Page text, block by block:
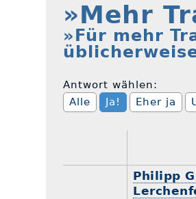
»Mehr
»Für mehr
Antwort wählen:
Alle
Ja! Eher ja
Philipp